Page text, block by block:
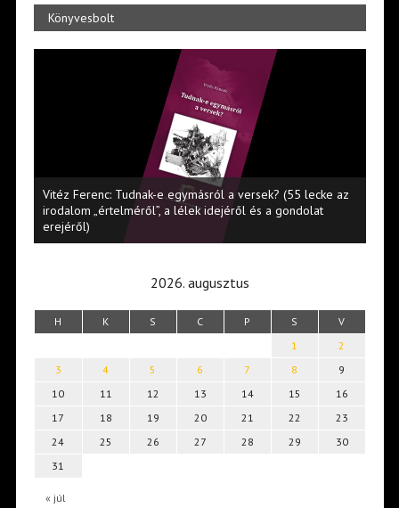
Könyvesbolt
Vitéz Ferenc: Tudnak-e egymásról a versek? (55 lecke az
irodalom „értelméről”, a lélek idejéről és a gondolat
erejéről)
2026. augusztus
H K S C P S V
« júl
1
2
3
4 5 6 7 8
9
10
11 12 13 14 15
16
17
18 19 20 21 22
23
24
25 26 27 28 29
30
31